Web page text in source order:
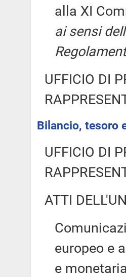
alla XI
ai sensi
UFFICIO DI
Bilancio, tesoro
UFFICIO DI
ATTI
europeo e
e